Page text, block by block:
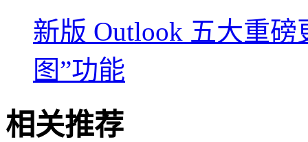
新版 Outlook 五大重
图”功能
相关推荐